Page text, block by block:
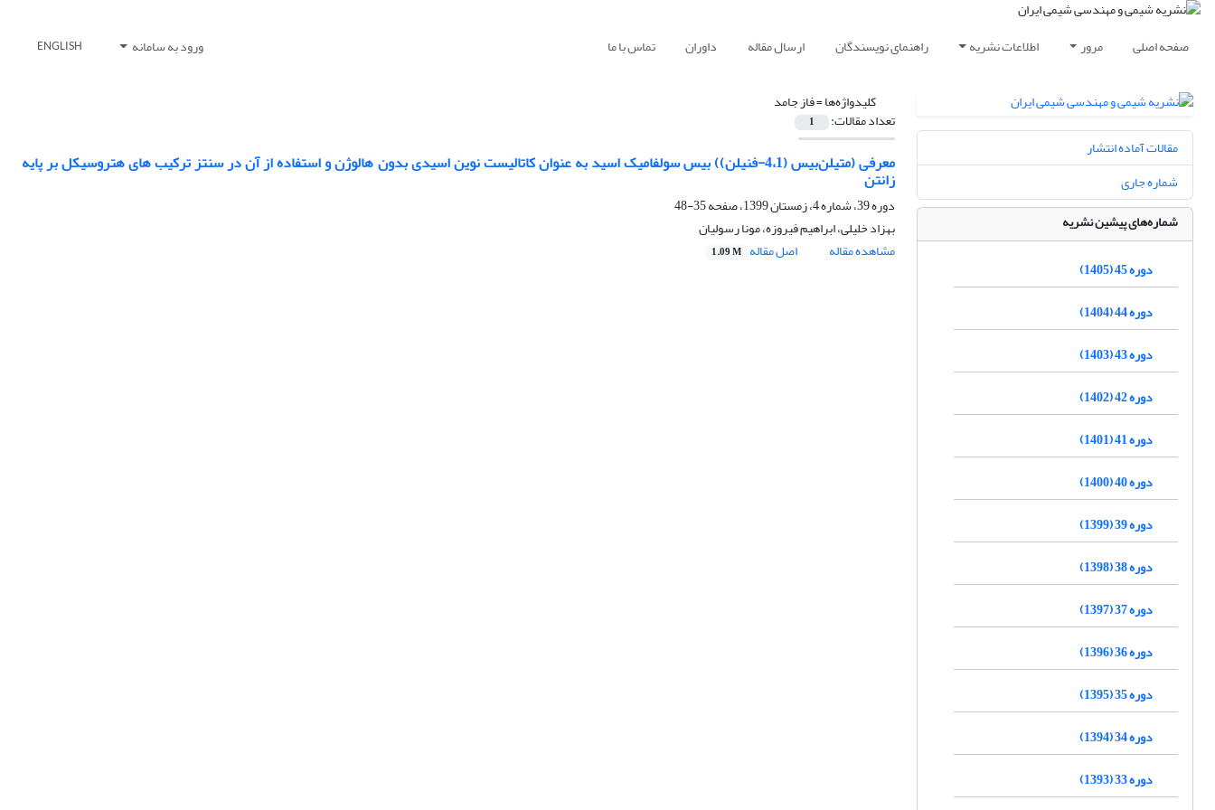
صفحه اصلی مرور اطلاعات نشریه راهنمای نویسندگان ارسال مقاله داوران تماس با ما ورود به سامانه ENGLISH
کلیدواژه‌ها =فاز جامد
تعداد مقالات: 1
معرفی (متیلن‌بیس (4،1-فنیلن)) بیس سولفامیک اسید به عنوان کاتالیست نوین اسیدی بدون هالوژن و استفاده از آن در سنتز ترکیب های هتروسیکل بر پایه
زانتن
دوره 39، شماره 4، زمستان 1399، صفحه
35-48
بهزاد خلیلی، ابراهیم فیروزه، مونا رسولیان
مشاهده مقاله
اصل مقاله 1.09 M
مقالات آماده انتشار
شماره جاری
شماره‌های پیشین نشریه
دوره 45 (1405)
دوره 44 (1404)
دوره 43 (1403)
دوره 42 (1402)
دوره 41 (1401)
دوره 40 (1400)
دوره 39 (1399)
دوره 38 (1398)
دوره 37 (1397)
دوره 36 (1396)
دوره 35 (1395)
دوره 34 (1394)
دوره 33 (1393)